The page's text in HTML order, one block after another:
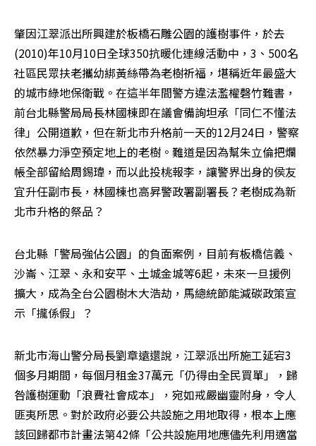
肇因江翠派出所興建於板橋石雕公園的護樹事件，於去
(2010)年10月10日全球350抗暖化連線活動中，3、500名
社區民眾扶老攜幼綁黃絲帶為老樹祈福，堪稱近年最盛大
的城市綠地保衛戰。在這半年間警方違法濫權磬竹難書，
前台北縣警局局長林國棟即在議會備詢坦承「同仁不懂法
律」公開道歉，但在新北市升格前一天的12月24日，警察
依然暴力淨空預定地上的老樹。難道是因為幫朱立倫把爛
帳全部留給周錫瑋，而以此投桃報李，讓警界出身的侯友
宜升任副市長，林國棟也高昇警政署副署長？老樹成為新
北市升格的祭品？
台北縣「警局強佔公園」的負面案例，目前有板橋信義、
沙崙、江翠、永和安平、土城金城等6起，未來一旦援例
擴大，成為全台公園樹木大浩劫，馬總統節能減碳政策宣
示「攏係假」？
新北市海山警分局長劉章遠還說，江翠派出所施工延宕3
個多月期間，每個月租金37萬元「仍得由全民買單」，歸
咎護樹運動「浪費社會成本」，宛如戒嚴幽靈附身，令人
匪夷所思。對於政府必要公共設施之用地取得，根本上應
該回歸都市計畫法第42條「公共設施用地應儘先利用適當